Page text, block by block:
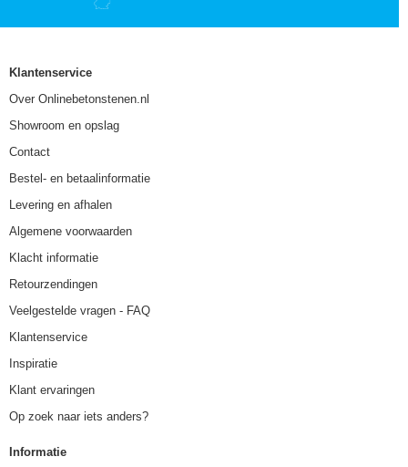
Klantenservice
Over Onlinebetonstenen.nl
Showroom en opslag
Contact
Bestel- en betaalinformatie
Levering en afhalen
Algemene voorwaarden
Klacht informatie
Retourzendingen
Veelgestelde vragen - FAQ
Klantenservice
Inspiratie
Klant ervaringen
Op zoek naar iets anders?
Informatie